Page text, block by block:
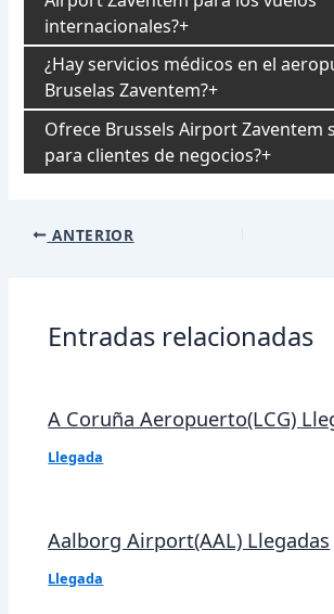
internacionales?
¿Hay servicios médicos en el
Bruselas Zaventem?
Ofrece Brussels Airport Zaventem
para clientes de negocios?
Navegación
ANTERIOR
Entradas relacionadas
A Coruña Aeropuerto(LCG)
Llegada
Aalborg Airport(AAL) Llegadas
Llegada